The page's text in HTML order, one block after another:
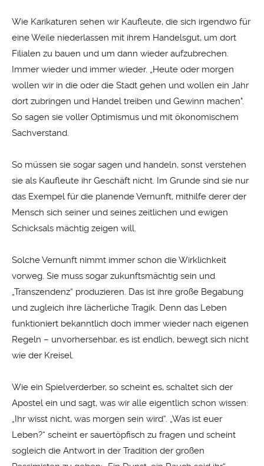
Wie Karikaturen sehen wir Kaufleute, die sich irgendwo für
eine Weile niederlassen mit ihrem Handelsgut, um dort
Filialen zu bauen und um dann wieder aufzubrechen.
Immer wieder und immer wieder. „Heute oder morgen
wollen wir in die oder die Stadt gehen und wollen ein Jahr
dort zubringen und Handel treiben und Gewinn machen".
So sagen sie voller Optimismus und mit ökonomischem
Sachverstand.
So müssen sie sogar sagen und handeln, sonst verstehen
sie als Kaufleute ihr Geschäft nicht. Im Grunde sind sie nur
das Exempel für die planende Vernunft, mithilfe derer der
Mensch sich seiner und seines zeitlichen und ewigen
Schicksals mächtig zeigen will.
Solche Vernunft nimmt immer schon die Wirklichkeit
vorweg. Sie muss sogar zukunftsmächtig sein und
„Transzendenz“ produzieren. Das ist ihre große Begabung
und zugleich ihre lächerliche Tragik. Denn das Leben
funktioniert bekanntlich doch immer wieder nach eigenen
Regeln – unvorhersehbar, es ist endlich, bewegt sich nicht
wie der Kreisel.
Wie ein Spielverderber, so scheint es, schaltet sich der
Apostel ein und sagt, was wir alle eigentlich schon wissen:
„Ihr wisst nicht, was morgen sein wird“. „Was ist euer
Leben?“ scheint er sauertöpfisch zu fragen und scheint
sogleich die Antwort in der Tradition der großen